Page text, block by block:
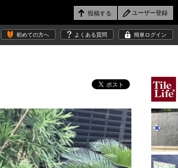
初めての方へ よくある質問 簡単ログイン